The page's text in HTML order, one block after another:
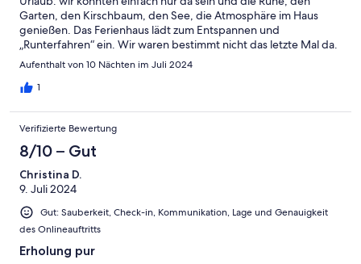
Garten, den Kirschbaum, den See, die Atmosphäre im Haus
genießen. Das Ferienhaus lädt zum Entspannen und
„Runterfahren“ ein. Wir waren bestimmt nicht das letzte Mal da.
Aufenthalt von 10 Nächten im Juli 2024
1
Verifizierte Bewertung
8/10 – Gut
Christina D.
9. Juli 2024
Gut: Sauberkeit, Check-in, Kommunikation, Lage und Genauigkeit
des Onlineauftritts
Erholung pur